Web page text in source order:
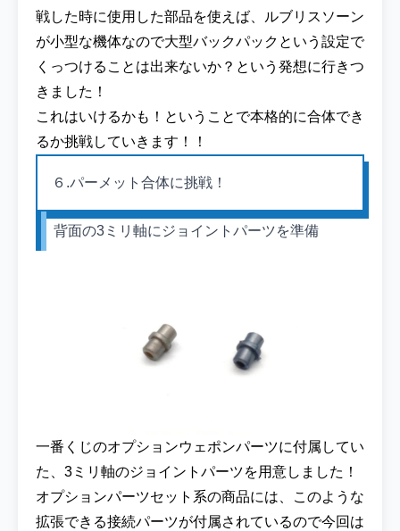
戦した時に使用した部品を使えば、ルブリスソーン
が小型な機体なので大型バックパックという設定で
くっつけることは出来ないか？という発想に行きつ
きました！
これはいけるかも！ということで本格的に合体でき
るか挑戦していきます！！
６.パーメット合体に挑戦！
背面の3ミリ軸にジョイントパーツを準備
一番くじのオプションウェポンパーツに付属してい
た、3ミリ軸のジョイントパーツを用意しました！
オプションパーツセット系の商品には、このような
拡張できる接続パーツが付属されているので今回は